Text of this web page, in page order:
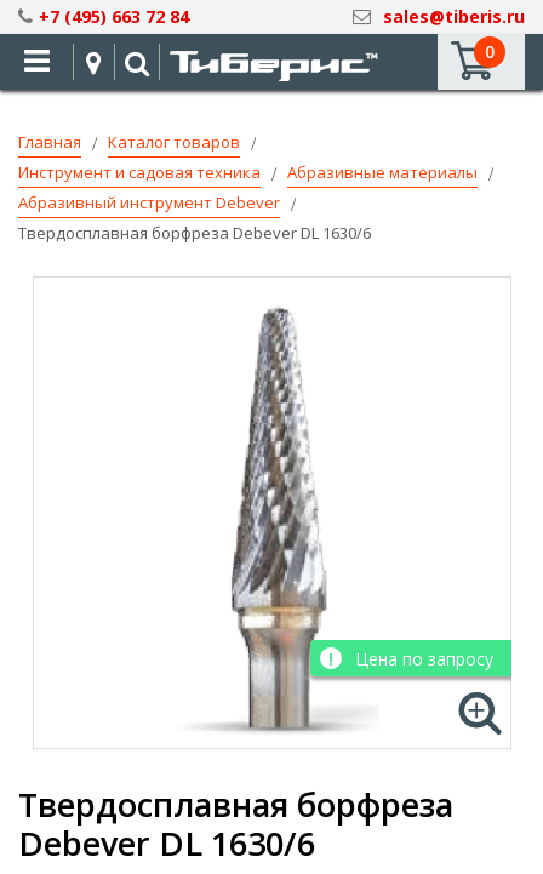
Skip
to
Content
+7 (495) 663 72 84
sales@tiberis.ru
0
Главная
Каталог товаров
Инструмент и садовая техника
Абразивные материалы
Абразивный инструмент Debever
Твердосплавная борфреза Debever DL 1630/6
Твердосплавная борфреза
Debever DL 1630/6
Цена по запросу